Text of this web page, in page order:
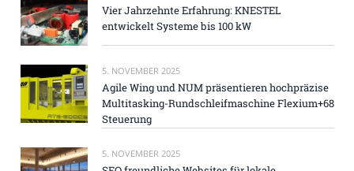
Vier Jahrzehnte Erfahrung: KNESTEL
entwickelt Systeme bis 100 kW
5. NOVEMBER 2025
Agile Wing und NUM präsentieren hochpräzise
Multitasking-Rundschleifmaschine Flexium+68
Steuerung
5. NOVEMBER 2025